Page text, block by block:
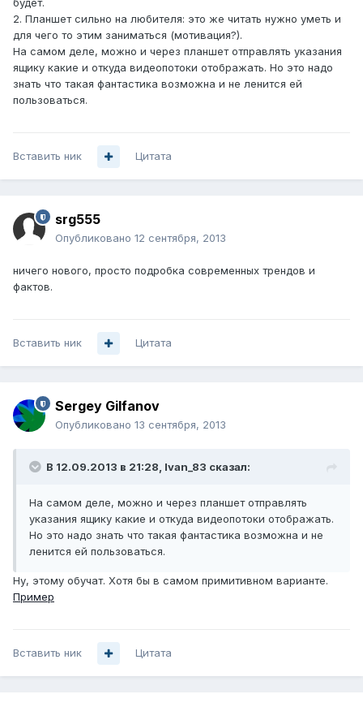
будет.
2. Планшет сильно на любителя: это же читать нужно уметь и
для чего то этим заниматься (мотивация?).
На самом деле, можно и через планшет отправлять указания
ящику какие и откуда видеопотоки отображать. Но это надо
знать что такая фантастика возможна и не ленится ей
пользоваться.
Вставить ник Цитата
srg555
Опубликовано 12 сентября, 2013
ничего нового, просто подробка современных трендов и
фактов.
Вставить ник Цитата
Sergey Gilfanov
Опубликовано 13 сентября, 2013
В 12.09.2013 в 21:28, Ivan_83 сказал:
На самом деле, можно и через планшет отправлять
указания ящику какие и откуда видеопотоки отображать.
Но это надо знать что такая фантастика возможна и не
ленится ей пользоваться.
Ну, этому обучат. Хотя бы в самом примитивном варианте.
Пример
Вставить ник Цитата